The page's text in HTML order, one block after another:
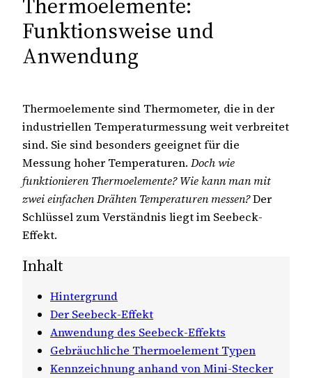
Funktionsweise und
Anwendung
Thermoelemente sind Thermometer, die in der
industriellen Temperaturmessung weit verbreitet
sind. Sie sind besonders geeignet für die
Messung hoher Temperaturen. Doch wie
funktionieren Thermoelemente? Wie kann man mit
zwei einfachen Drähten Temperaturen messen?Der
Schlüssel zum Verständnis liegt im Seebeck-
Effekt.
Inhalt
Hintergrund
Der Seebeck-Effekt
Anwendung des Seebeck-Effekts
Gebräuchliche Thermoelement Typen
Kennzeichnung anhand von Mini-Stecker